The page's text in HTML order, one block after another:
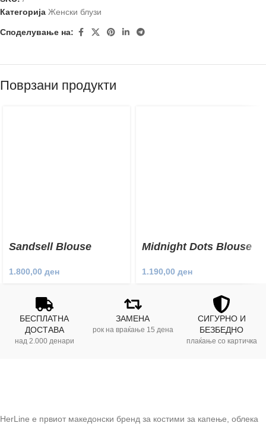
Категорија Женски блузи
Споделување на:
Поврзани продукти
Sandsell Blouse
1.800,00 ден
Midnight Dots Blouse
1.190,00 ден
БЕСПЛАТНА
ДОСТАВА
над 2.000 денари
ЗАМЕНА
рок на враќање 15 дена
СИГУРНО И
БЕЗБЕДНО
плаќање со картичка
HerLine е првиот македонски бренд за костими за капење, облека